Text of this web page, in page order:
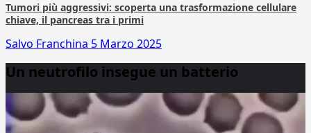
Tumori più aggressivi: scoperta una trasformazione cellulare
chiave, il pancreas tra i primi
Salvo Franchina 5 Marzo 2025
Un neutrofilo insegue un batterio
Player